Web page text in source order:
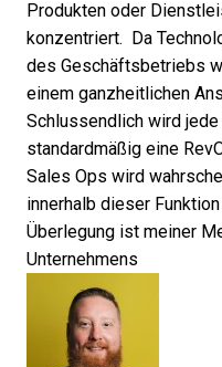
Produkten oder
konzentriert. Da
des Geschäftsbetriebs
einem ganzheitlichen
Schlussendlich wird jede
standardmäßig eine
Sales Ops wird
innerhalb dieser
Überlegung ist meiner
Unternehmens